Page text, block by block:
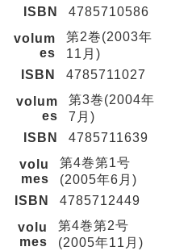
ISBN
4785710586
volum
es
第2巻(2003年
11月)
ISBN
4785711027
volum
es
第3巻(2004年
7月)
ISBN
4785711639
volu
mes
第4巻第1号
(2005年6月)
ISBN
4785712449
volu
mes
第4巻第2号
(2005年11月)